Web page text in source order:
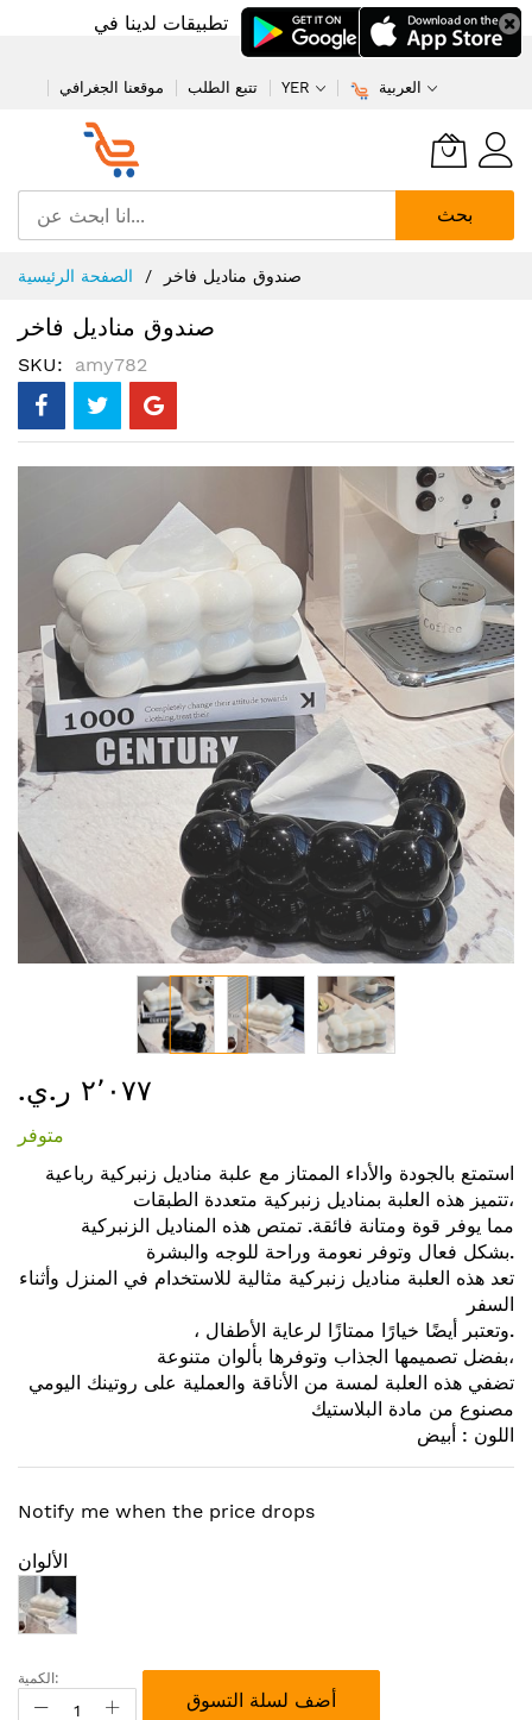
تطبيقات لدينا في
موقعنا الجغرافي تتبع الطلب YER العربية
بحث
إلى
المحتوى
الصفحة الرئيسية صندوق مناديل فاخر
صندوق مناديل فاخر
SKU amy782
معرض
الصور
إلى
معرض
الصور
٢٬٠٧٧ ر.ي.‏
متوفر
استمتع بالجودة والأداء الممتاز مع علبة مناديل زنبركية رباعية
تتميز هذه العلبة بمناديل زنبركية متعددة الطبقات،
مما يوفر قوة ومتانة فائقة. تمتص هذه المناديل الزنبركية
بشكل فعال وتوفر نعومة وراحة للوجه والبشرة.
تعد هذه العلبة مناديل زنبركية مثالية للاستخدام في المنزل وأثناء
السفر
، وتعتبر أيضًا خيارًا ممتازًا لرعاية الأطفال.
بفضل تصميمها الجذاب وتوفرها بألوان متنوعة،
تضفي هذه العلبة لمسة من الأناقة والعملية على روتينك اليومي
مصنوع من مادة البلاستيك
اللون : أبيض
Notify me when the price drops
الألوان
الكمية:
أضف لسلة التسوق